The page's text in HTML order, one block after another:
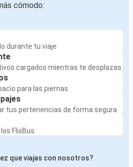
cómodo:
durante tu viaje
cargados mientras te desplazas
para las piernas
tus pertenencias de forma segura
FlixBus
que viajas con nosotros?